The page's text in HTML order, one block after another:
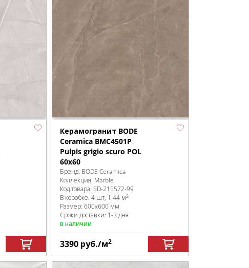
Керамогранит BODE
Ceramica BMC4501P
Pulpis grigio scuro POL
60x60
Бренд: BODE Ceramica
Коллекция: Marble
Код товара: SD-215572-99
В коробке: 4 шт, 1.44 м2
Размер: 600x600 мм
Сроки доставки: 1-3 дня
в наличии
3390 руб./м2